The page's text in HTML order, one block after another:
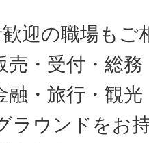
迎の職場もご
売・受付・総
融・旅行・観
ラウンドをお